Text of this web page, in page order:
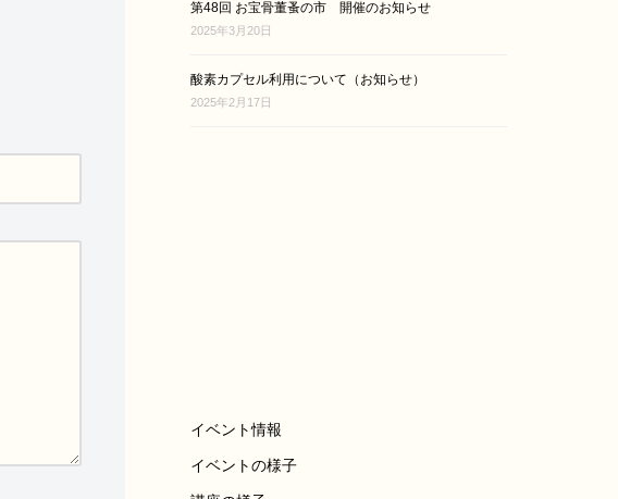
第48回 お宝骨董蚤の市 開催のお知らせ
2025年3月20日
酸素カプセル利用について（お知らせ）
2025年2月17日
イベント情報
イベントの様子